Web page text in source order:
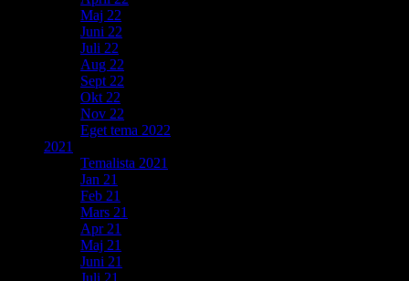
Maj 22
Juni 22
Juli 22
Aug 22
Sept 22
Okt 22
Nov 22
Eget tema 2022
2021
Temalista 2021
Jan 21
Feb 21
Mars 21
Apr 21
Maj 21
Juni 21
Juli 21